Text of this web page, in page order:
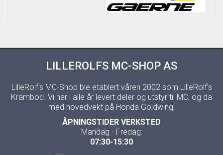
LILLEROLFS MC-SHOP AS
LilleRolf's MC-Shop ble etablert våren 2002 som LilleRolf's
Krambod. Vi har i alle år levert deler og utstyr til MC, og da
med hovedvekt på Honda Goldwing.
ÅPNINGSTIDER VERKSTED
Mandag - Fredag:
07:30-15:30